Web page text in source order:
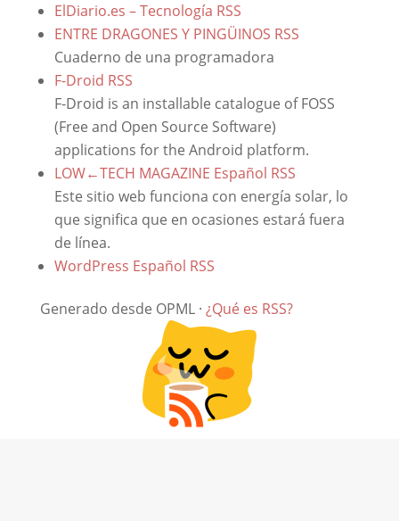
ElDiario.es – Tecnología RSS
ENTRE DRAGONES Y PINGÜINOS RSS
Cuaderno de una programadora
F-Droid RSS
F-Droid is an installable catalogue of FOSS
(Free and Open Source Software)
applications for the Android platform.
LOW←TECH MAGAZINE Español RSS
Este sitio web funciona con energía solar, lo
que significa que en ocasiones estará fuera
de línea.
WordPress Español RSS
Generado desde OPML · ¿Qué es RSS?